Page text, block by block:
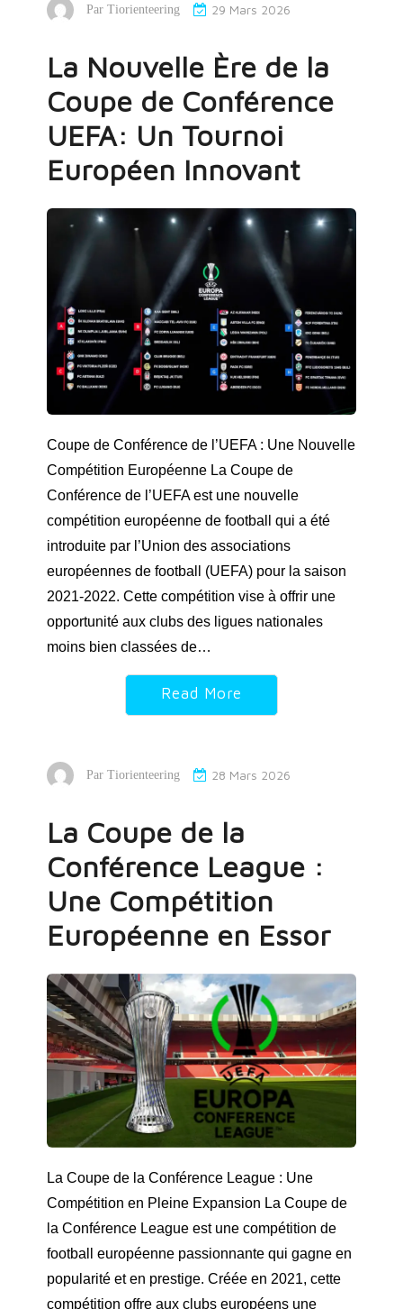
Par Tiorienteering 29 Mars 2026
La Nouvelle Ère de la
Coupe de Conférence
UEFA: Un Tournoi
Européen Innovant
Coupe de Conférence de l’UEFA : Une Nouvelle
Compétition Européenne La Coupe de
Conférence de l’UEFA est une nouvelle
compétition européenne de football qui a été
introduite par l’Union des associations
européennes de football (UEFA) pour la saison
2021-2022. Cette compétition vise à offrir une
opportunité aux clubs des ligues nationales
moins bien classées de…
Read More
Par Tiorienteering 28 Mars 2026
La Coupe de la
Conférence League :
Une Compétition
Européenne en Essor
La Coupe de la Conférence League : Une
Compétition en Pleine Expansion La Coupe de
la Conférence League est une compétition de
football européenne passionnante qui gagne en
popularité et en prestige. Créée en 2021, cette
compétition offre aux clubs européens une